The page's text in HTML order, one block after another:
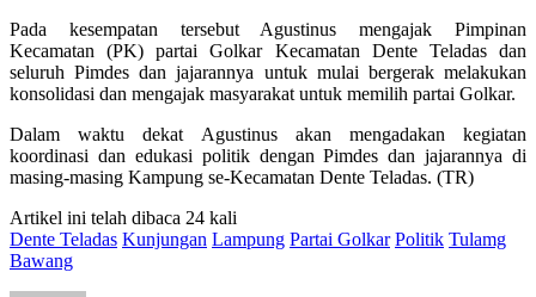
Pada kesempatan tersebut Agustinus mengajak Pimpinan
Kecamatan (PK) partai Golkar Kecamatan Dente Teladas dan
seluruh Pimdes dan jajarannya untuk mulai bergerak melakukan
konsolidasi dan mengajak masyarakat untuk memilih partai Golkar.
Dalam waktu dekat Agustinus akan mengadakan kegiatan
koordinasi dan edukasi politik dengan Pimdes dan jajarannya di
masing-masing Kampung se-Kecamatan Dente Teladas. (TR)
Artikel ini telah dibaca 24 kali
Dente Teladas Kunjungan Lampung Partai Golkar Politik Tulamg
Bawang